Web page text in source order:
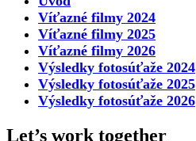
Víťazné filmy 2024
Víťazné filmy 2025
Víťazné filmy 2026
Výsledky fotosúťaže 2024
Výsledky fotosúťaže 2025
Výsledky fotosúťaže 2026
Let’s work together